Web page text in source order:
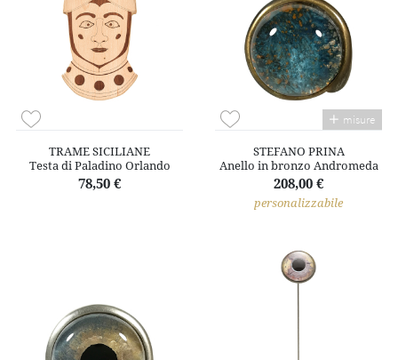
TRAME SICILIANE
Testa di Paladino Orlando
78,50 €
misure
STEFANO PRINA
Anello in bronzo Andromeda
208,00 €
personalizzabile